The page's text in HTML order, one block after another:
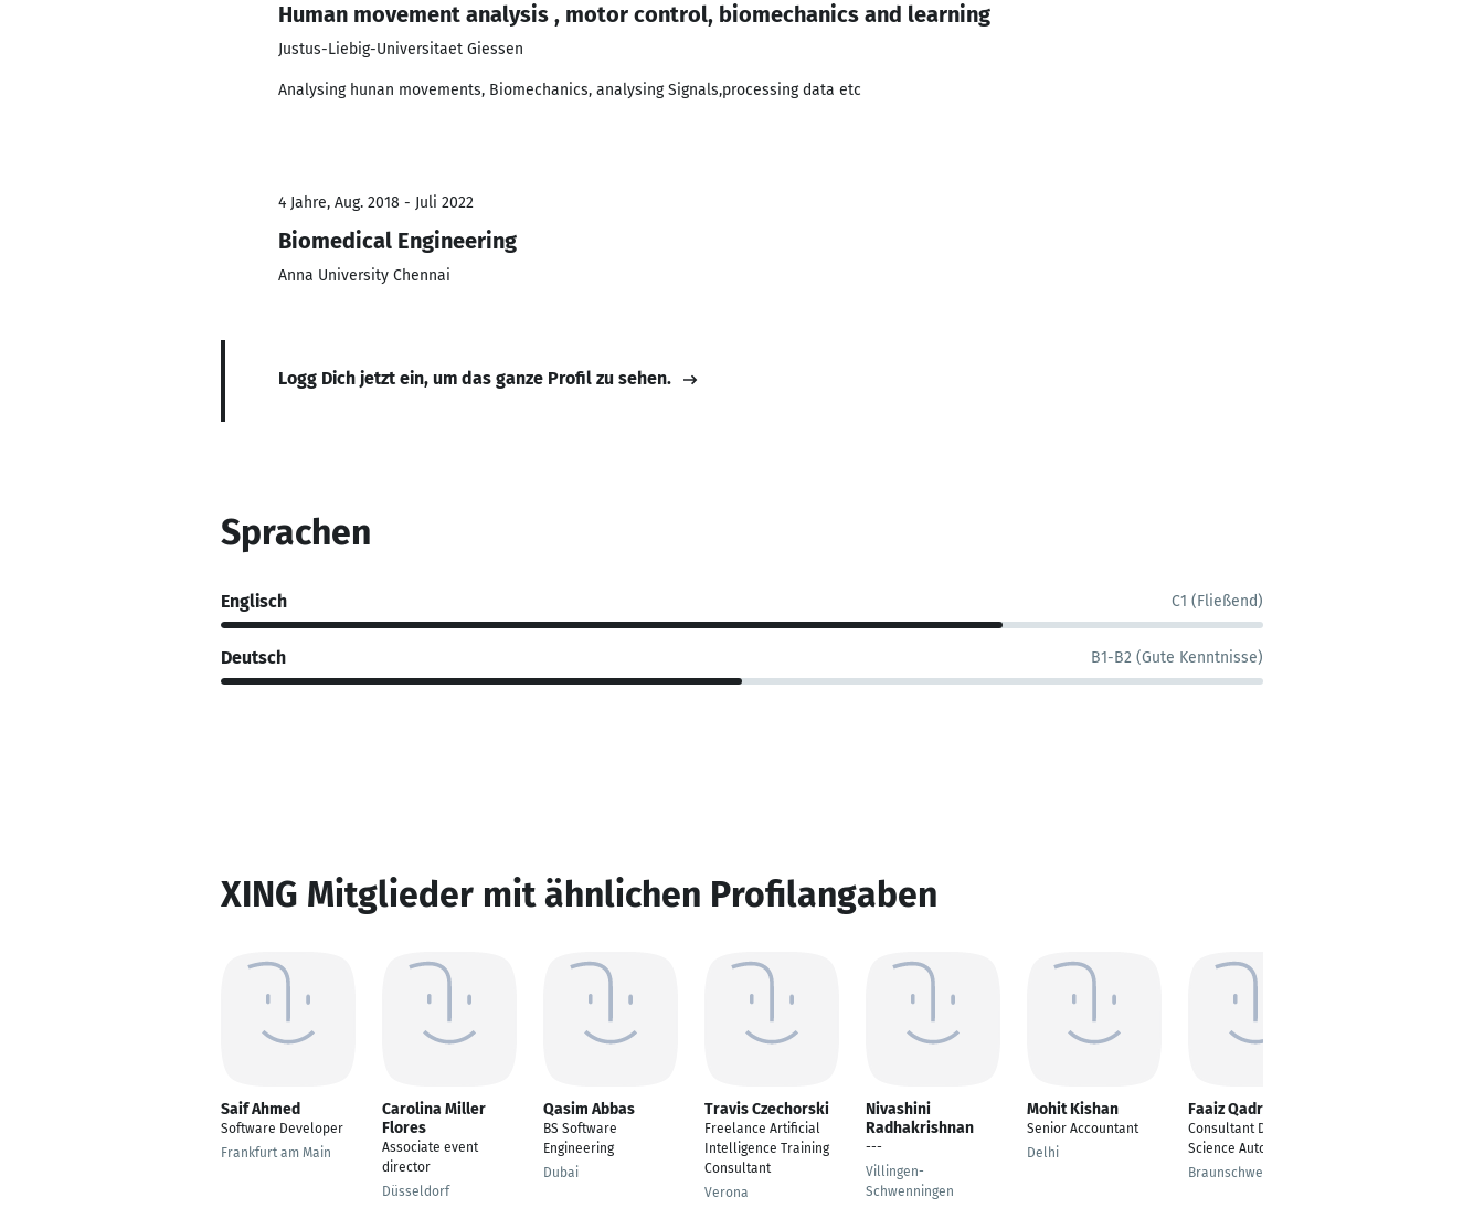
Human movement analysis , motor control, biomechanics and learning
Justus-Liebig-Universitaet Giessen
Analysing hunan movements, Biomechanics, analysing Signals,processing data etc
4 Jahre, Aug. 2018 - Juli 2022
Biomedical Engineering
Anna University Chennai
Logg Dich jetzt ein, um das ganze Profil zu sehen.
Sprachen
Englisch C1 (Fließend)
Deutsch B1-B2 (Gute Kenntnisse)
XING Mitglieder mit ähnlichen Profilangaben
Saif Ahmed
Software Developer
Frankfurt am Main
Carolina Miller
Flores
Associate event
director
Düsseldorf
Qasim Abbas
BS Software
Engineering
Dubai
Travis Czechorski
Freelance Artificial
Intelligence Training
Consultant
Verona
Nivashini
Radhakrishnan
---
Villingen-
Schwenningen
Mohit Kishan
Senior Accountant
Delhi
Faaiz Qadri
Consultant Data
Science Automotive
Braunschweig